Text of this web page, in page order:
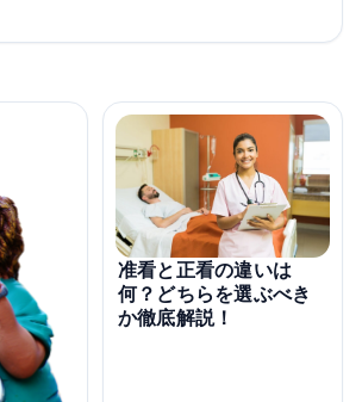
准看と正看の違いは
何？どちらを選ぶべき
か徹底解説！